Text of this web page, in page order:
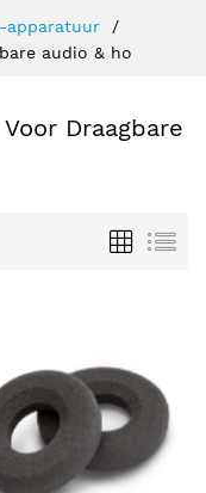
apparatuur
audio & ho
Draagbare
Foto-
tabel